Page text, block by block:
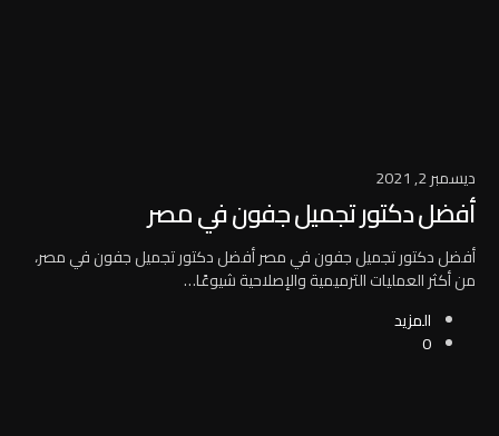
ديسمبر 2, 2021
أفضل دكتور تجميل جفون في مصر
أفضل دكتور تجميل جفون في مصر أفضل دكتور تجميل جفون في مصر،
من أكثر العمليات الترميمية والإصلاحية شيوعًا…
المزيد
0